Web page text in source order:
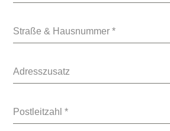
Straße & Hausnummer*
Adresszusatz
Postleitzahl*